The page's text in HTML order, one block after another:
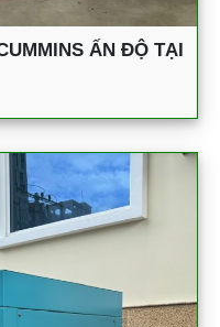
ẤN ĐỘ TẠI